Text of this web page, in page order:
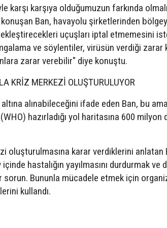
karşı karşıya olduğumuzun farkında
Ban, havayolu şirketlerinden
uçuşları iptal etmemesini
ve söylentiler, virüsün verdiği zarar
zarar verebilir" diye konuştu.
KRİZ MERKEZİ OLUŞTURULUYOR
alınabileceğini ifade eden Ban, bu
hazırladığı yol haritasına 600 milyon
oluşturulmasına karar verdiklerini anlatan
hastalığın yayılmasını durdurmak ve
Bununla mücadele etmek için
kullandı.